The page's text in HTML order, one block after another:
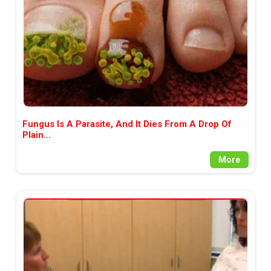
Fungus Is A Parasite, And It Dies From A Drop Of
Plain...
More